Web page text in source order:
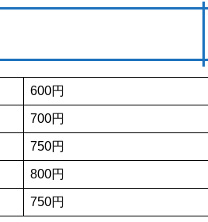
600円
700円
750円
800円
750円